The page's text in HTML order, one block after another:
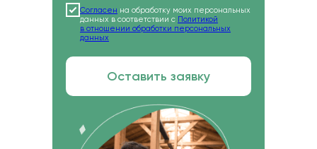
Согласен на обработку моих персональных
данных в соответствии с Политикой
в отношении обработки персональных
данных
Оставить заявку
РЕКВИЗИТЫ
ИНН 7722392399
ОГРН 1177700004063
ул. Россошанская, д. 4, к. 1, этаж 1
ОБРАТНЫЙ ЗВОНОК